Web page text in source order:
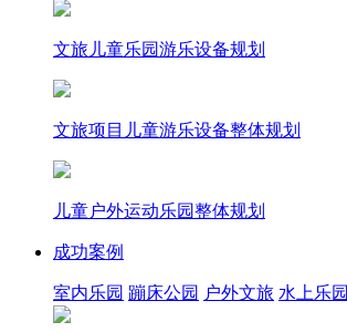
文旅儿童乐园游乐设备规划
文旅项目儿童游乐设备整体规划
儿童户外运动乐园整体规划
成功案例
室内乐园 蹦床公园 户外文旅 水上乐园